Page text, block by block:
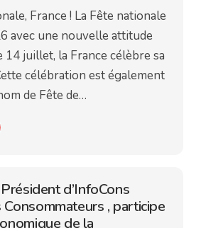
France ! La Fête nationale
avec une nouvelle attitude
14 juillet, la France célèbre sa
célébration est également
de Fête de…
d’InfoCons
, participe
de la